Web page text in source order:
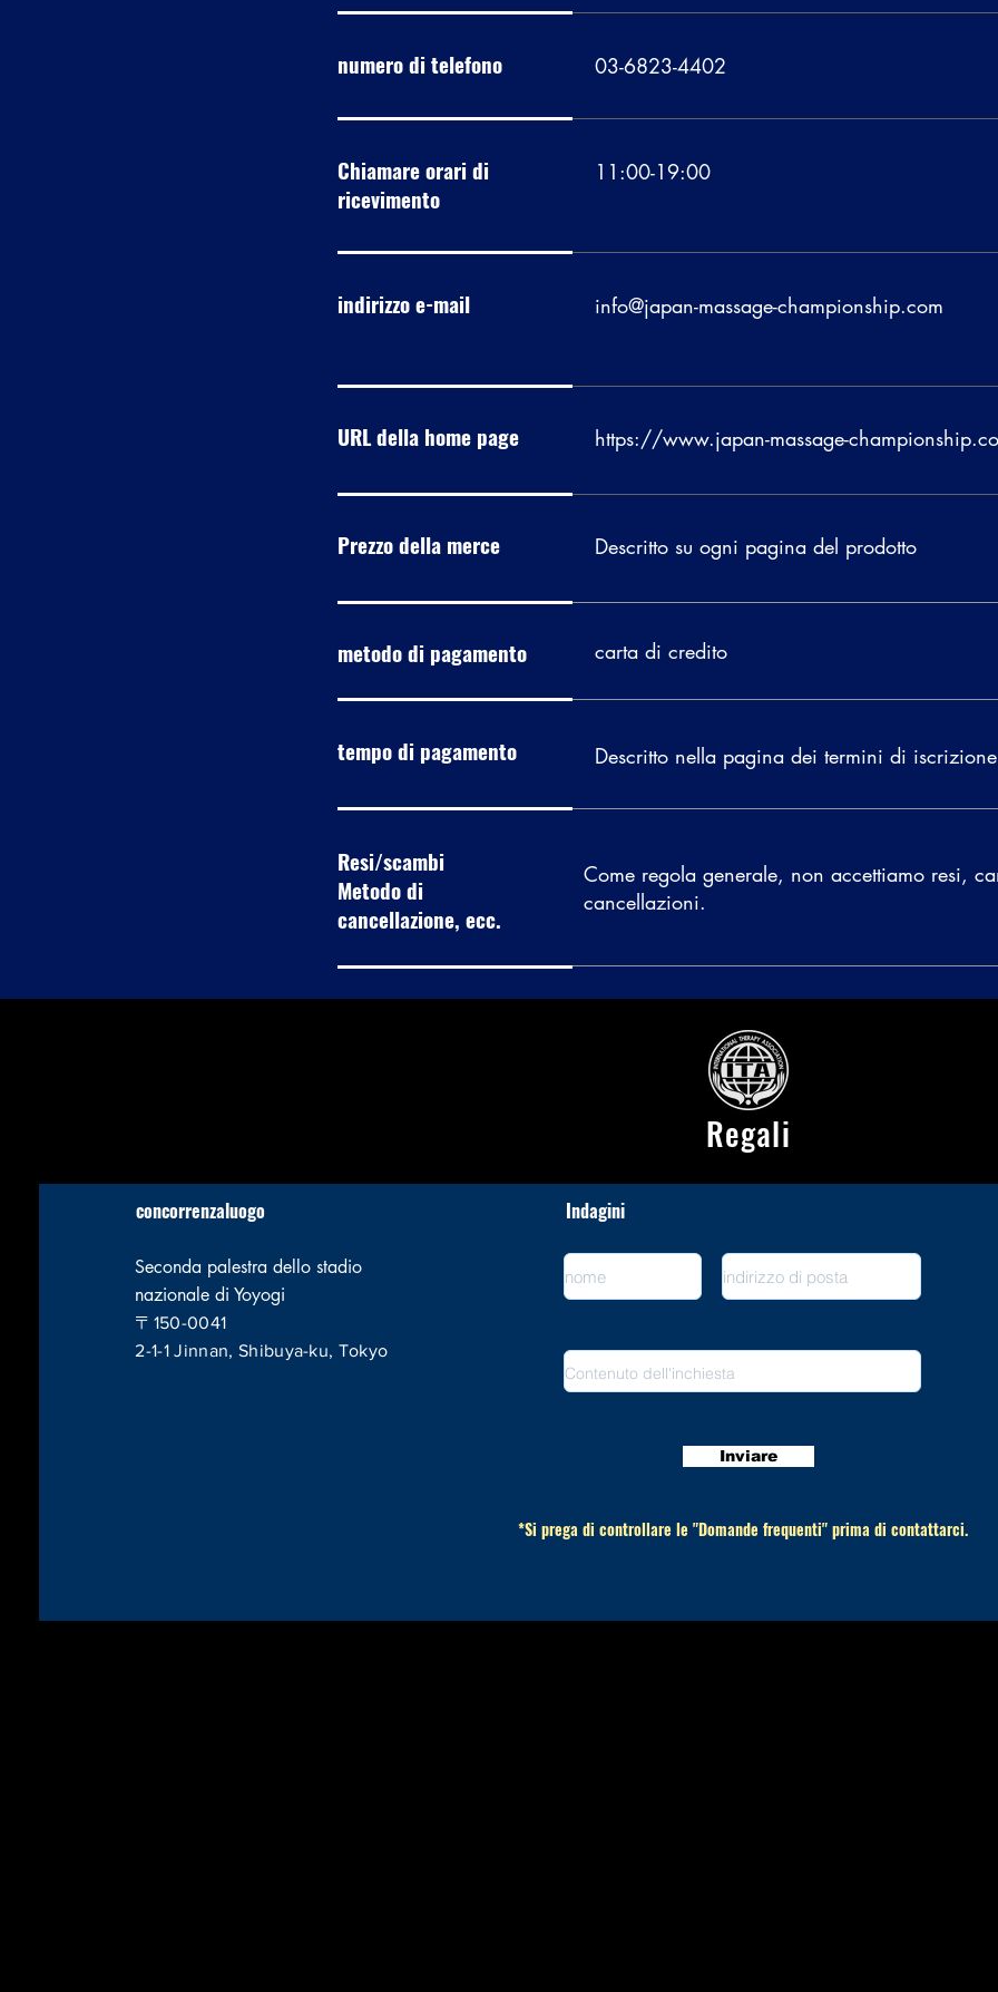
numero di telefono 03-6823-4402
Chiamare orari di
ricevimento
11:00-19:00
indirizzo e-mail info@japan-massage-championship.com
URL della home page https://www.japan-massage-
Prezzo della merce Descritto su ogni pagina del prodotto
metodo di pagamento carta di credito
tempo di pagamento Descritto nella pagina dei termini di
Resi/scambi
Metodo di
cancellazione, ecc.
Come regola generale, non accettiamo resi,
cancellazioni.
Regali
concorrenzaluogo
Seconda palestra dello stadio
nazionale di Yoyogi
〒150-0041
2-1-1 Jinnan, Shibuya-ku, Tokyo
Indagini
Inviare
*Si prega di controllare le "Domande frequenti" prima di contattarci.